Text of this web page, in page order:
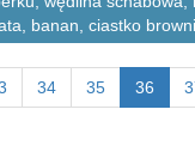
banan, ciastko
34 35 36